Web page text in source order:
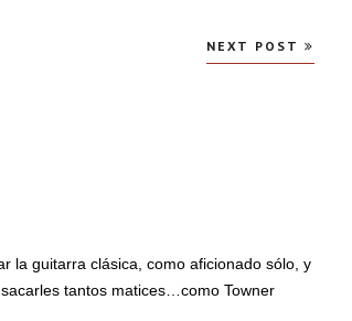
NEXT POST
la guitarra clásica, como aficionado sólo, y
tantos matices…como Towner